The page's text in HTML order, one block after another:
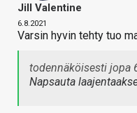
Jill Valentine
6.8.2021
Varsin hyvin tehty tuo
todennäköisesti jopa
Napsauta